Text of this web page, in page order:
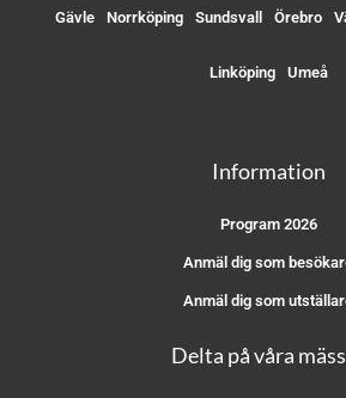
Gävle Norrköping Sundsvall Örebro
Linköping Umeå
Information
Program 2026
Anmäl dig som
Anmäl dig som
Delta på våra